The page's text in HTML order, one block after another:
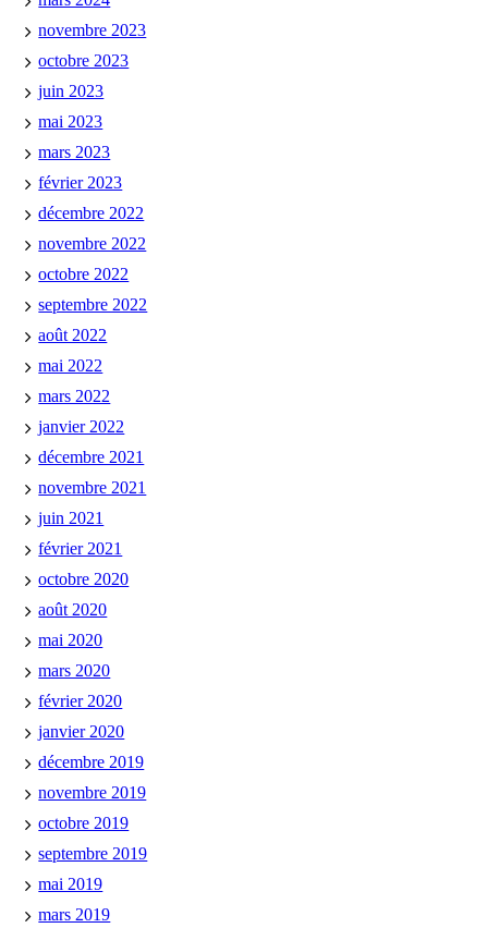
novembre 2023
octobre 2023
juin 2023
mai 2023
mars 2023
février 2023
décembre 2022
novembre 2022
octobre 2022
septembre 2022
août 2022
mai 2022
mars 2022
janvier 2022
décembre 2021
novembre 2021
juin 2021
février 2021
octobre 2020
août 2020
mai 2020
mars 2020
février 2020
janvier 2020
décembre 2019
novembre 2019
octobre 2019
septembre 2019
mai 2019
mars 2019